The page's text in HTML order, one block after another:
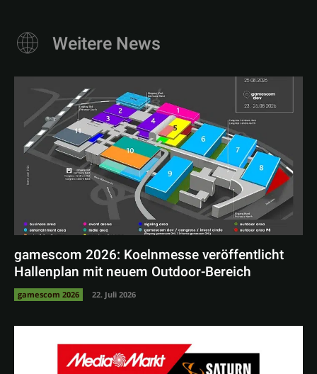
Weitere News
gamescom 2026: Koelnmesse veröffentlicht
Hallenplan mit neuem Outdoor-Bereich
gamescom 2026 22. Juli 2026